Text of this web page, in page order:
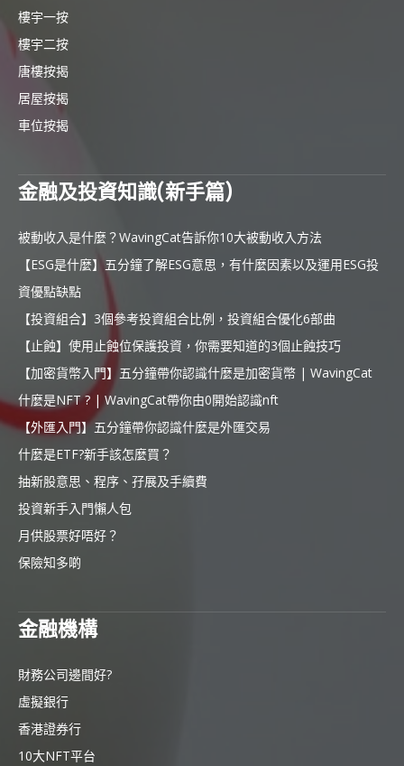
樓宇一按
樓宇二按
唐樓按揭
居屋按揭
車位按揭
金融及投資知識(新手篇)
被動收入是什麼？WavingCat告訴你10大被動收入方法
【ESG是什麼】五分鐘了解ESG意思，有什麼因素以及運用ESG投
資優點缺點
【投資組合】3個參考投資組合比例，投資組合優化6部曲
【止蝕】使用止蝕位保護投資，你需要知道的3個止蝕技巧
【加密貨幣入門】五分鐘帶你認識什麼是加密貨幣 | WavingCat
什麼是NFT ? | WavingCat帶你由0開始認識nft
【外匯入門】五分鐘帶你認識什麼是外匯交易
什麼是ETF?新手該怎麼買？
抽新股意思、程序、孖展及手續費
投資新手入門懶人包
月供股票好唔好？
保險知多啲
金融機構
財務公司邊間好?
虛擬銀行
香港證券行
10大NFT平台